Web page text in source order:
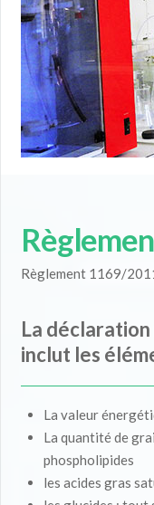
Règlement 1169/
La
inclut les
La valeur
La quantité de
phospholipides
les acides gras